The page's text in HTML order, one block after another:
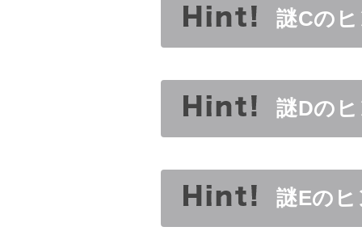
謎Cのヒ
謎Dのヒ
謎Eのヒ